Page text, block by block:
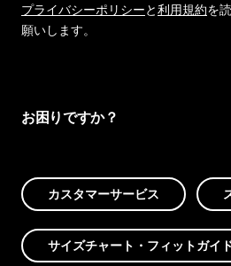
プライバシーポリシーと利用規約を
願いします。
お困りですか？
カスタマーサービス
サイズチャート・フィットガイ